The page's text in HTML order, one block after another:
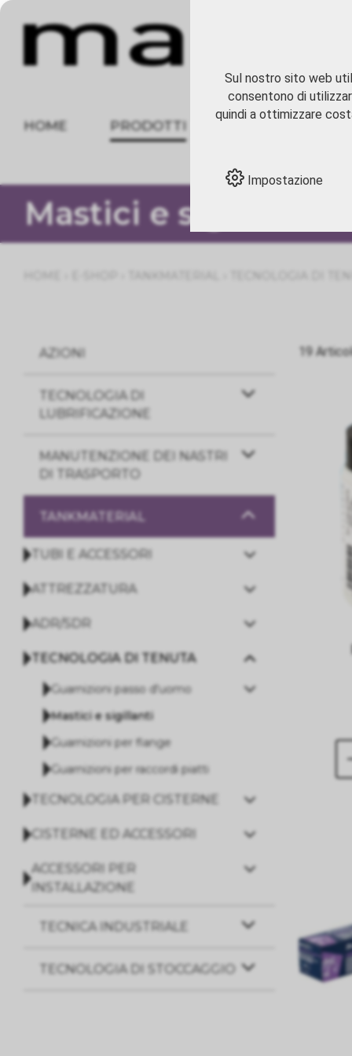
HOME PRODOTTI
Mastici e sigillanti
AZIONI
TECNOLOGIA DI
LUBRIFICAZIONE
MANUTENZIONE DEI NASTRI
DI TRASPORTO
TANKMATERIAL
TUBI E ACCESSORI
ATTREZZATURA
ADR/SDR
TECNOLOGIA DI TENUTA
Guarnizioni passo d'uomo
Mastici e sigillanti
Guarnizioni per flange
Guarnizioni per raccordi piatti
TECNOLOGIA PER CISTERNE
CISTERNE ED ACCESSORI
ACCESSORI PER
INSTALLAZIONE
TECNICA INDUSTRIALE
TECNOLOGIA DI STOCCAGGIO
19
Sul nostro sito web
consentono di
quindi a ottimizzare
Impostazione